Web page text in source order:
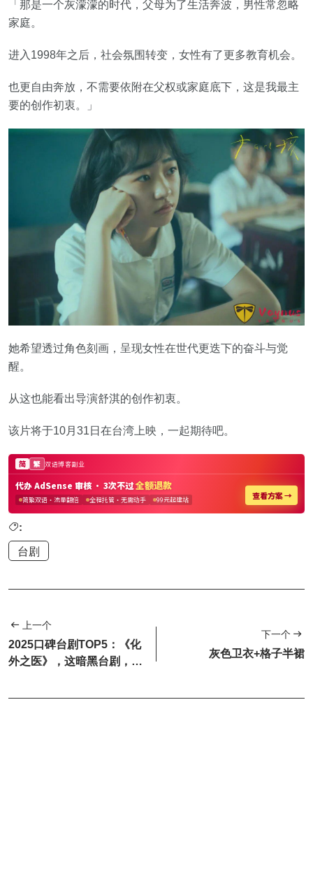
「那是一个灰濛濛的时代，父母为了生活奔波，男性常忽略
家庭。
进入1998年之后，社会氛围转变，女性有了更多教育机会。
也更自由奔放，不需要依附在父权或家庭底下，这是我最主
要的创作初衷。」
她希望透过角色刻画，呈现女性在世代更迭下的奋斗与觉
醒。
从这也能看出导演舒淇的创作初衷。
该片将于10月31日在台湾上映，一起期待吧。
:
台剧
上一个
2025口碑台剧TOP5：《化
外之医》，这暗黑台剧，尺
下一个
灰色卫衣+格子半裙